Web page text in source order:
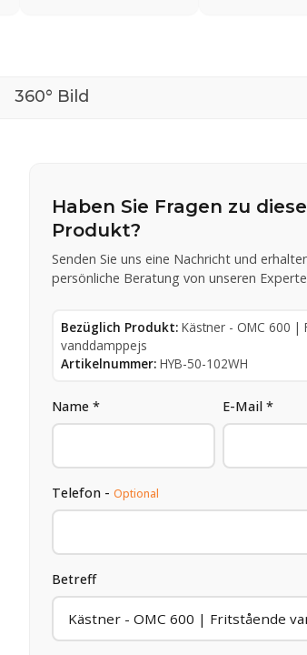
360° Bild
Haben Sie Fragen zu
Produkt?
Senden Sie uns eine Nachricht und
persönliche Beratung von unseren
Bezüglich Produkt: Kästner - OMC 600 |
vanddamppejs
Artikelnummer: HYB-50-102WH
Name * E-Mail *
Telefon -Optional
Betreff